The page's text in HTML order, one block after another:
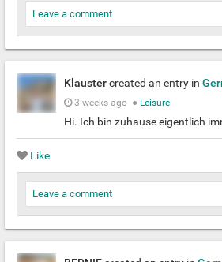
Leave a comment
Klaustercreated an entry in
3 weeks ago ● Leisure
Hi. Ich bin zuhause eigentlich
Like
Leave a comment